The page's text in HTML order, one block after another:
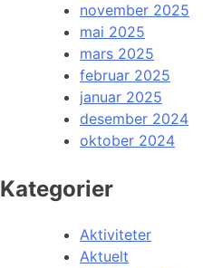
november 2025
mai 2025
mars 2025
februar 2025
januar 2025
desember 2024
oktober 2024
Kategorier
Aktiviteter
Aktuelt